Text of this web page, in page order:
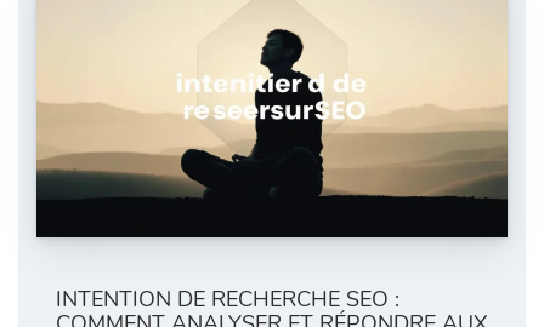
INTENTION DE RECHERCHE SEO :